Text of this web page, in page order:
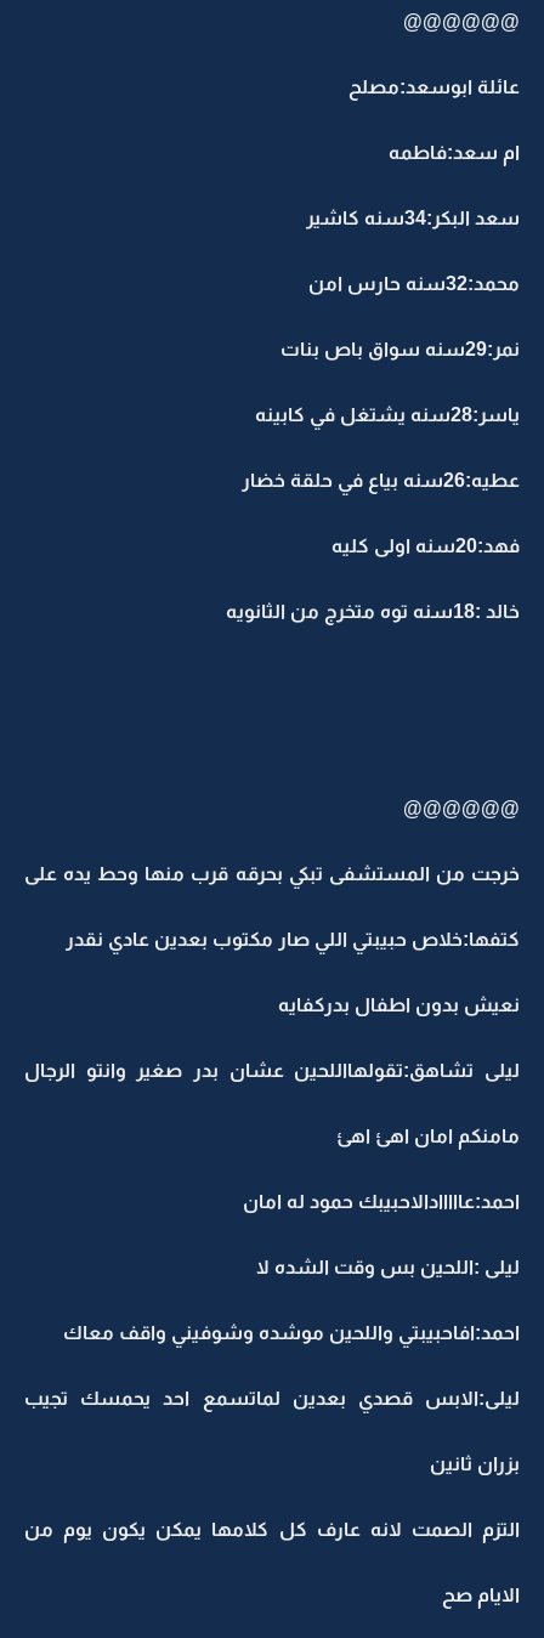
@@@@@@
عائلة ابوسعد:مصلح
ام سعد:فاطمه
سعد البكر:34سنه كاشير
محمد:32سنه حارس امن
نمر:29سنه سواق باص بنات
ياسر:28سنه يشتغل في كابينه
عطيه:26سنه بياع في حلقة خضار
فهد:20سنه اولى كليه
خالد :18سنه توه متخرج من الثانويه
@@@@@@
خرجت من المستشفى تبكي بحرقه قرب منها وحط يده على
كتفها:خلاص حبيبتي اللي صار مكتوب بعدين عادي نقدر
نعيش بدون اطفال بدركفايه
ليلى تشاهق:تقولهااللحين عشان بدر صغير وانتو الرجال
مامنكم امان اهئ اهئ
احمد:عااااادالاحبيبك حمود له امان
ليلى :اللحين بس وقت الشده لا
احمد:افاحبيبتي واللحين موشده وشوفيني واقف معاك
ليلى:الابس قصدي بعدين لماتسمع احد يحمسك تجيب
بزران ثانين
التزم الصمت لانه عارف كل كلامها يمكن يكون يوم من
الايام صح